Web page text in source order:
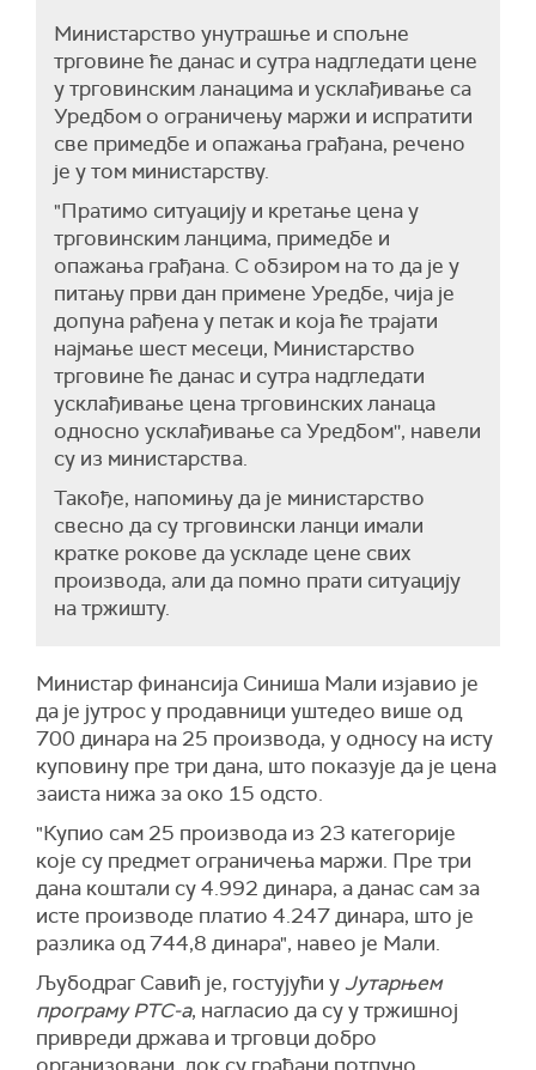
Министарство унутрашње и спољне
трговине ће данас и сутра надгледати цене
у трговинским ланацима и усклађивање са
Уредбом о ограничењу маржи и испратити
све примедбе и опажања грађана, речено
је у том министарству.
"Пратимо ситуацију и кретање цена у
трговинским ланцима, примедбе и
опажања грађана. С обзиром на то да је у
питању први дан примене Уредбе, чија је
допуна рађена у петак и која ће трајати
најмање шест месеци, Министарство
трговине ће данас и сутра надгледати
усклађивање цена трговинских ланаца
односно усклађивање са Уредбом'', навели
су из министарства.
Такође, напомињу да је министарство
свесно да су трговински ланци имали
кратке рокове да ускладе цене свих
производа, али да помно прати ситуацију
на тржишту.
Министар финансија Синиша Мали изјавио је
да је јутрос у продавници уштедео више од
700 динара на 25 производа, у односу на исту
куповину пре три дана, што показује да је цена
заиста нижа за око 15 одсто.
"Купио сам 25 производа из 23 категорије
које су предмет ограничења маржи. Пре три
дана коштали су 4.992 динара, а данас сам за
исте производе платио 4.247 динара, што је
разлика од 744,8 динара", навео је Мали.
Љубодраг Савић је, гостујући у Јутарњем
програму РТС-а, нагласио да су у тржишној
привреди држава и трговци добро